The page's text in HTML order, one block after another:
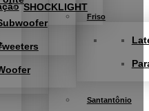
SHOCKLIGHT
Friso
Santantônio